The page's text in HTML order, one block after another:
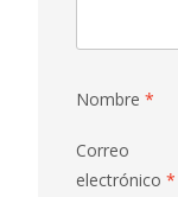
Nombre *
Correo
electrónico *